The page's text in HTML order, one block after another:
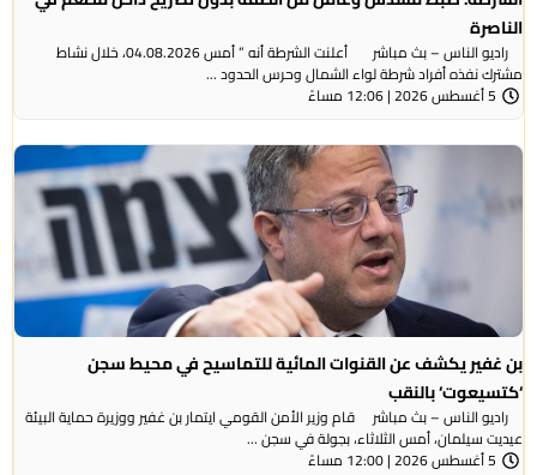
الناصرة
راديو الناس – بث مباشر أعلنت الشرطة أنه ” أمس 04.08.2026، خلال نشاط
مشترك نفذه أفراد شرطة لواء الشمال وحرس الحدود ...
5 أغسطس 2026 | 12:06 مساءً
بن غفير يكشف عن القنوات المائية للتماسيح في محيط سجن
‘كتسيعوت‘ بالنقب
راديو الناس – بث مباشر قام وزير الأمن القومي ايتمار بن غفير ووزيرة حماية البيئة
عيديت سيلمان، أمس الثلاثاء، بجولة في سجن ...
5 أغسطس 2026 | 12:00 مساءً